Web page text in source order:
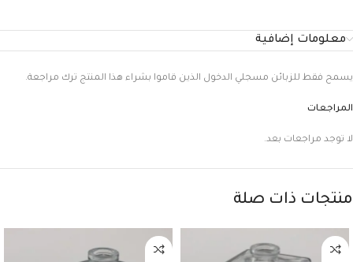
معلومات إضافية
المراجعات
لا توجد مراجعات بعد.
يسمح فقط للزبائن مسجلي الدخول الذين قاموا بشراء هذا المنتج ترك مراجعة.
منتجات ذات صلة